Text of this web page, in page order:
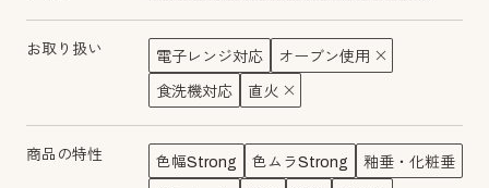
お取り扱い 電子レンジ対応 オーブン使用
食洗機対応 直火
商品の特性 色幅Strong 色ムラStrong 釉垂・化粧垂